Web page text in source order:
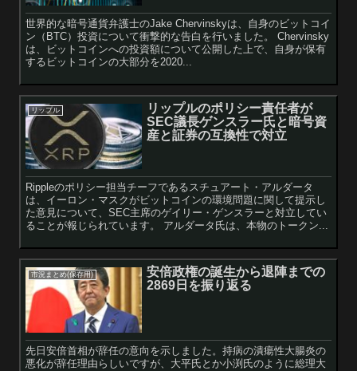
世界的な暗号通貨弁護士のJake Chervinskyは、自身のビットコイ
ン（BTC）投資について衝撃的な告白を行いました。 Chervinsky
は、ビットコインへの投資額について公開した上で、自身が保有
するビットコインの大部分を2020...
リップル
リップルのポリシー責任者が
SEC議長ゲンスラー氏と暗号資
産と証券の互換性で対立
Rippleのポリシー担当チーフであるスチュアート・アルダータ
は、イーロン・マスクがビットコインの環境問題に関して提示し
た意見について、SEC主席のゲイリー・ゲンスラーと対立してい
ることが報じられています。 アルダータ氏は、本物のトークン...
市況まとめ(保存用)
安倍政権の誕生から退陣までの
2869日を振り返る
先日安倍首相が辞任の意向を示しました。持病の潰瘍性大腸炎の
悪化が辞任理由らしいですが、大平氏とか小渕氏のように総理大